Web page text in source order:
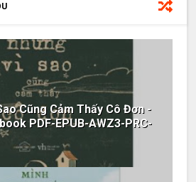
Cũng Cảm Thấy Cô Đơn -
PDF-EPUB-AWZ3-PRC-